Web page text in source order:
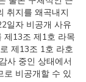
취지를 왜곡내지
일자 비공개 사유
제13조 제1호 라목
제13조 1호 라호
사 중인 상태에서
로 비공개할 수 있